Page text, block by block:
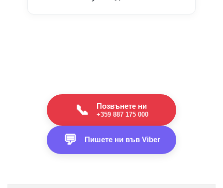
📞 Позвънете ни
+359 887 175 000
💬 Пишете ни във Viber